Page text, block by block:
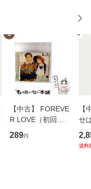
3
【中古】 FOREVE
R LOVE（初回生
産限定盤） / 清水
翔太×加藤ミリヤ /
289円
4
【
せ
タ
送料